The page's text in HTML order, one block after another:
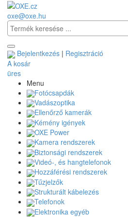
oxe@oxe.hu
Bejelentkezés | Regisztráció
A kosár
üres
Menu
Fotócsapdák
Vadászoptika
Ellenőrző kamerák
Kémény igények
OXE Power
Kamera rendszerek
Biztonsági rendszerek
Videó-, és hangtelefonok
Hozzáférési rendszerek
Tűzjelzők
Strukturált kábelezés
Telefonok
Elektronika egyéb